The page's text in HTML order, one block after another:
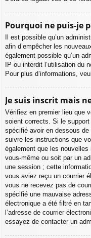
Pourquoi ne puis-je
Il est possible qu’un
afin d’empêcher les
également possible qu’un
IP ou interdit l’utilisation du
Pour plus d’informations,
Je suis inscrit mais
Vérifiez en premier lieu que
soient corrects. Si le
spécifié avoir en dessous de
suivre les instructions que
également que les
vous-même ou soit par un
une session ; cette
vous aviez reçu un courrier
vous ne recevez pas de
spécifié une mauvaise
électronique a été filtré en
l’adresse de courrier
essayez de contacter un